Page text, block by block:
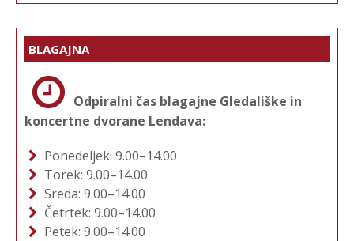
BLAGAJNA
Odpiralni čas blagajne Gledališke in
koncertne dvorane Lendava:
Ponedeljek: 9.00–14.00
Torek: 9.00–14.00
Sreda: 9.00–14.00
Četrtek: 9.00–14.00
Petek: 9.00–14.00